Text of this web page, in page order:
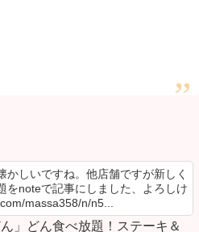
しいですね。他店舗ですが新しく
をnoteで記事にしました、よろしけ
massa358/n/n5...
」どん食べ放題！ステーキ＆